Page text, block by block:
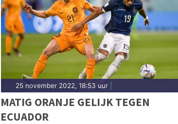
25 november 2022, 18:53 uur|
MATIG ORANJE GELIJK TEGEN
ECUADOR